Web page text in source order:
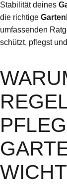
Stabilität deines
die richtige
umfassenden
schützt, pflegst